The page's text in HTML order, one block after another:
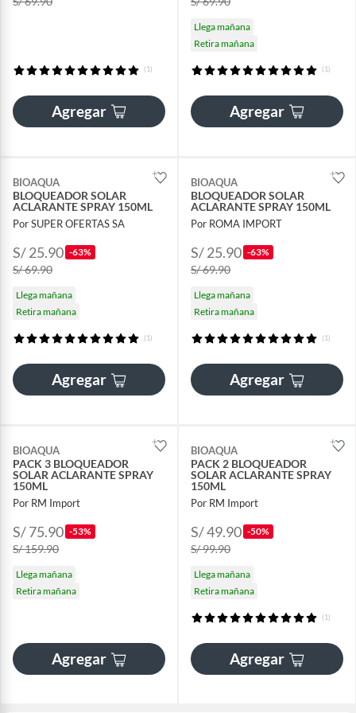
(1)
Agregar
Llega mañana
Retira mañana
(1)
Agregar
BIOAQUA
BLOQUEADOR SOLAR
ACLARANTE SPRAY 150ML
Por SUPER OFERTAS SA
S/ 25.90 -63%
S/ 69.90
Llega mañana
Retira mañana
(1)
Agregar
BIOAQUA
BLOQUEADOR SOLAR
ACLARANTE SPRAY 150ML
Por ROMA IMPORT
S/ 25.90 -63%
S/ 69.90
Llega mañana
Retira mañana
(1)
Agregar
BIOAQUA
PACK 3 BLOQUEADOR
SOLAR ACLARANTE SPRAY
150ML
Por RM Import
S/ 75.90 -53%
S/ 159.90
Llega mañana
Retira mañana
Agregar
BIOAQUA
PACK 2 BLOQUEADOR
SOLAR ACLARANTE SPRAY
150ML
Por RM Import
S/ 49.90 -50%
S/ 99.90
Llega mañana
Retira mañana
(1)
Agregar